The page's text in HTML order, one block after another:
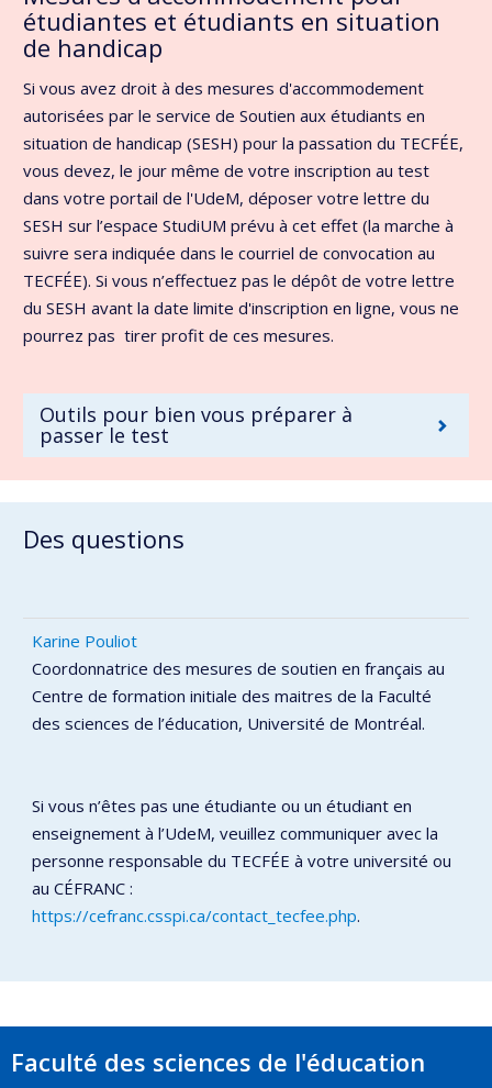
étudiantes et étudiants en situation
de handicap
Si vous avez droit à des mesures d'accommodement
autorisées par le service de Soutien aux étudiants en
situation de handicap (SESH) pour la passation du TECFÉE,
vous devez, le jour même de votre inscription au test
dans votre portail de l'UdeM, déposer votre lettre du
SESH sur l’espace StudiUM prévu à cet effet (la marche à
suivre sera indiquée dans le courriel de convocation au
TECFÉE). Si vous n’effectuez pas le dépôt de votre lettre
du SESH avant la date limite d'inscription en ligne, vous ne
pourrez pas tirer profit de ces mesures.
Outils pour bien vous préparer à
passer le test
Des questions
Karine Pouliot
Coordonnatrice des mesures de soutien en français au
Centre de formation initiale des maitres de la Faculté
des sciences de l’éducation, Université de Montréal.
Si vous n’êtes pas une étudiante ou un étudiant en
enseignement à l’UdeM, veuillez communiquer avec la
personne responsable du TECFÉE à votre université ou
au CÉFRANC :
https://cefranc.csspi.ca/contact_tecfee.php.
Faculté des sciences de l'éducation